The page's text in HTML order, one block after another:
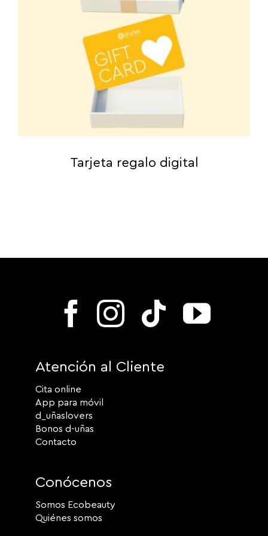
Tarjeta regalo digital
Atención al Cliente
Cita online
App para móvil
d_uñaslovers
Bonos d-uñas
Contacto
Conócenos
Somos Ecobeauty
Quiénes somos